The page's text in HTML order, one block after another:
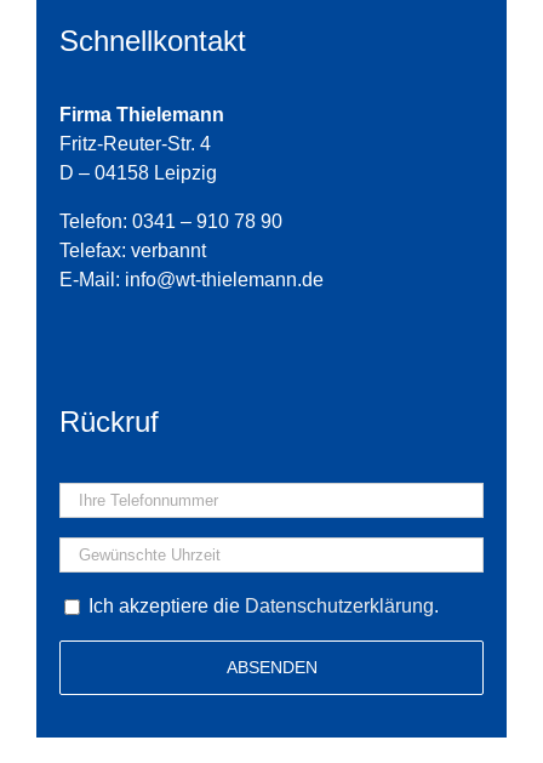
Schnellkontakt
Firma Thielemann
Fritz-Reuter-Str. 4
D – 04158 Leipzig
Telefon: 0341 – 910 78 90
Telefax: verbannt
E-Mail: info@wt-thielemann.de
Rückruf
Ich akzeptiere die Datenschutzerklärung.